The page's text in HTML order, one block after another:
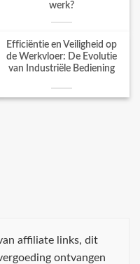
werk?
Efficiëntie en Veiligheid op
de Werkvloer: De Evolutie
van Industriële Bediening
affiliate links, dit
ontvangen